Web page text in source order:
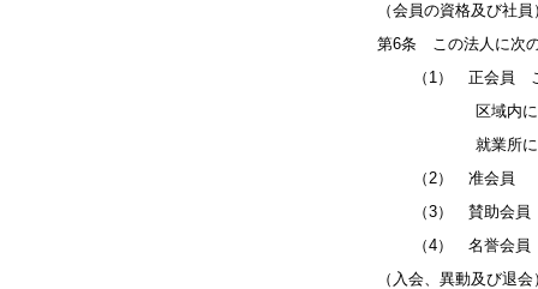
（会員の資格及び社員
第6条 この法人に次
（1） 正会員 この
区域内において就
就業所に勤務
（2） 准会員 正
（3） 賛助会員 こ
（4） 名誉会員 総
（入会、異動及び退会